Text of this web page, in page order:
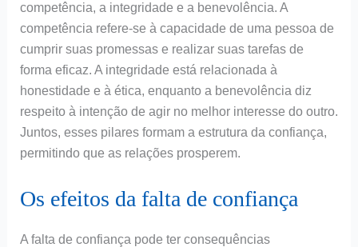
competência, a integridade e a benevolência. A
competência refere-se à capacidade de uma pessoa de
cumprir suas promessas e realizar suas tarefas de
forma eficaz. A integridade está relacionada à
honestidade e à ética, enquanto a benevolência diz
respeito à intenção de agir no melhor interesse do outro.
Juntos, esses pilares formam a estrutura da confiança,
permitindo que as relações prosperem.
Os efeitos da falta de confiança
A falta de confiança pode ter consequências